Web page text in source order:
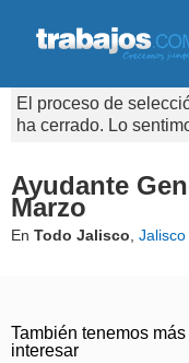
El proceso de
ha cerrado. Lo
Ayudante
Marzo
En Todo Jalisco Jalisco
También tenemos
interesar